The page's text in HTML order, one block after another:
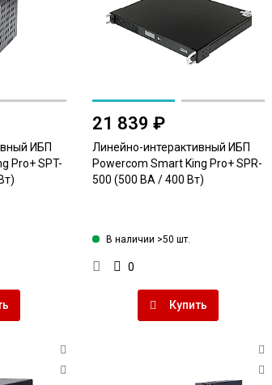
ИБП
Pro+ SPT-
21 839 ₽
Линейно-интерактивный ИБП
Powercom Smart King Pro+ SPR-
500 (500 ВА / 400 Вт)
В наличии >50 шт.
0
Купить